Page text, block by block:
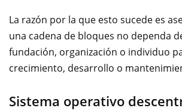
La razón por la que esto sucede es
una cadena de bloques no dependa
fundación, organización o individuo
crecimiento, desarrollo o
Sistema operativo